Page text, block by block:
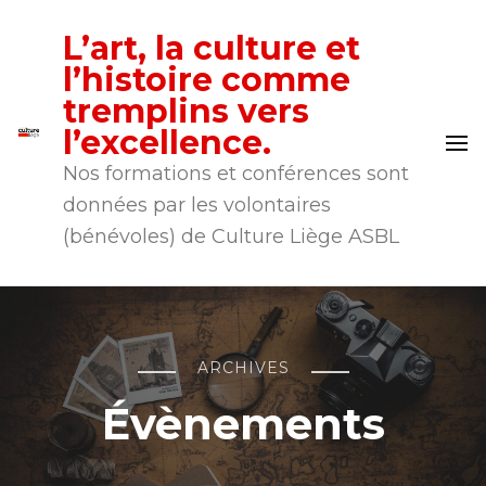
L’art, la culture et
l’histoire comme
tremplins vers
l’excellence.
Nos formations et conférences sont
données par les volontaires
(bénévoles) de Culture Liège ASBL
ARCHIVES
Évènements